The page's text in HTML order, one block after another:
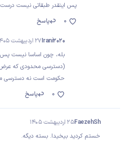
پس اینقدر طبقاتی نیست
پاسخ
0
Irani202027 اردیبهشت 1405
بله، چون اساسا نیست
(دسترسی محدودی که عرض
حکومت است نه دسترسی
پاسخ
0
FaezehSh25 اردیبهشت 1405
خستم کردید بیخیدا. بسته دیگه.